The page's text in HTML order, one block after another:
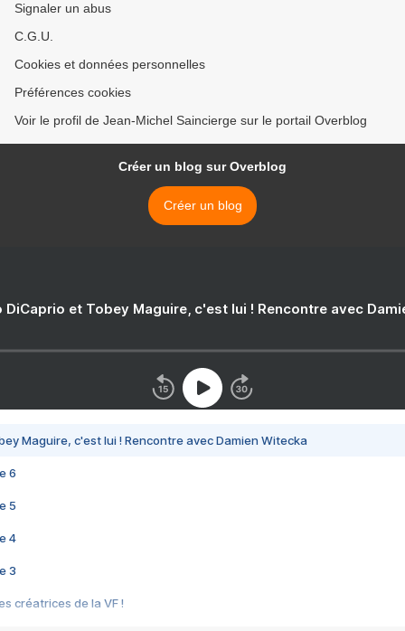
Signaler un abus
C.G.U.
Cookies et données personnelles
Préférences cookies
Voir le profil de Jean-Michel Saincierge sur le portail Overblog
Créer un blog sur Overblog
Créer un blog
DiCaprio et Tobey Maguire, c'est lui ! Rencontre avec
Maguire, c'est lui ! Rencontre avec Damien Witecka
6
5
4
3
créatrices de la VF !